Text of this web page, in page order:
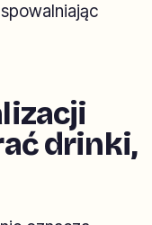
drinki,